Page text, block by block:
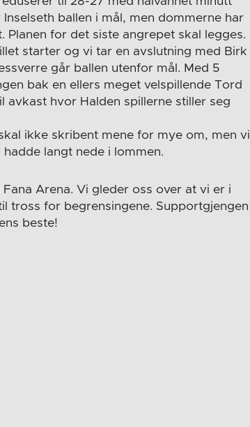
ballen i mål, men dommerne har
for det siste angrepet skal legges.
starter og vi tar en avslutning med Birk
går ballen utenfor mål. Med 5
bak en ellers meget velspillende Tord
avkast hvor Halden spillerne stiller seg
ikke skribent mene for mye om, men vi
langt nede i lommen.
Arena. Vi gleder oss over at vi er i
tross for begrensingene. Supportgjengen
beste!